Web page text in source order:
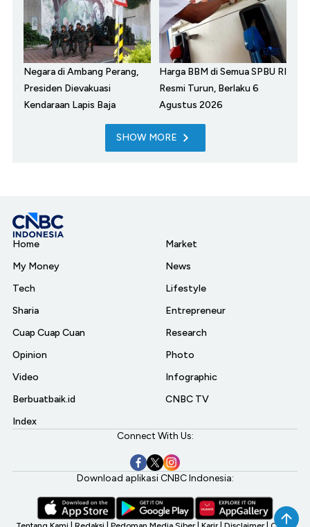
Negara di Ambang Perang,
Presiden Dievakuasi
Kendaraan Lapis Baja
Harga BBM di Semua SPBU RI
Resmi Turun, Berlaku 6
Agustus 2026
SHOW MORE
Home
My Money
Tech
Sharia
Cuap Cuap Cuan
Opinion
Video
Berbuatbaik.id
Index
Market
News
Lifestyle
Entrepreneur
Research
Photo
Infographic
CNBC TV
Connect With Us:
Download aplikasi CNBC Indonesia: